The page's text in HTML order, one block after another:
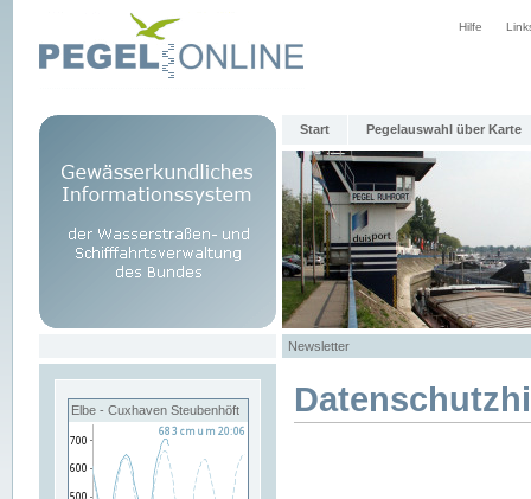
Hilfe
Start Pegelauswahl über Karte
Newsletter
Elbe - Cuxhaven Steubenhöft